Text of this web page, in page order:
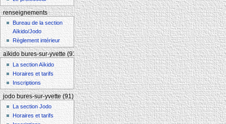
renseignements
Bureau de la section
Aïkido/Jodo
Règlement intérieur
aïkido bures-sur-yvette (91)
La section Aïkido
Horaires et tarifs
Inscriptions
jodo bures-sur-yvette (91)
La section Jodo
Horaires et tarifs